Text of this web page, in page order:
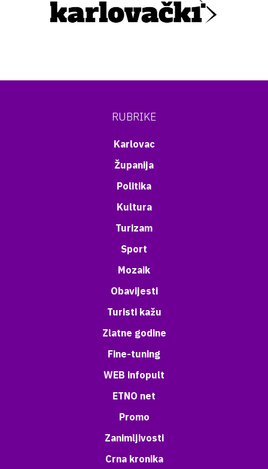
RUBRIKE
Karlovac
Županija
Politika
Kultura
Turizam
Sport
Mozaik
Obavijesti
Turisti kažu
Zlatne godine
Fine-tuning
WEB infopult
ETNO net
Promo
Zanimljivosti
Crna kronika